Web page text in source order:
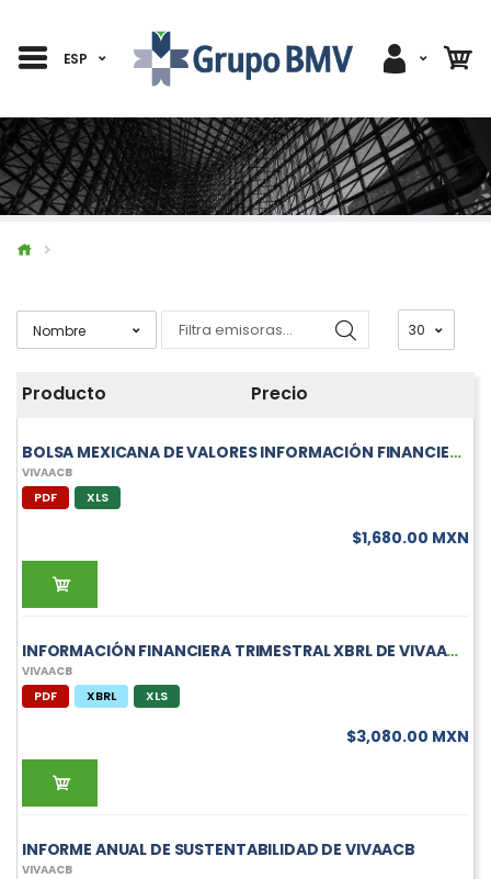
ESP
Producto Precio
BOLSA MEXICANA DE VALORES INFORMACIÓN FINANCIERA TRIMESTRAL DE VIVAACB
VIVAACB
PDF XLS
$1,680.00 MXN
INFORMACIÓN FINANCIERA TRIMESTRAL XBRL DE VIVAACB
VIVAACB
PDF XBRL XLS
$3,080.00 MXN
INFORME ANUAL DE SUSTENTABILIDAD DE VIVAACB
VIVAACB